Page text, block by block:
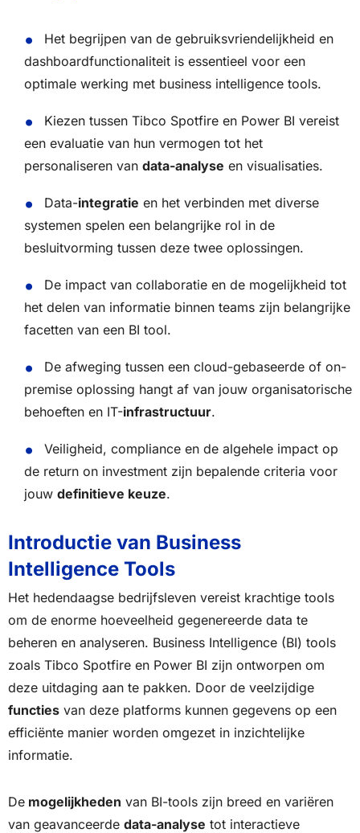
Het begrijpen van de gebruiksvriendelijkheid en
dashboardfunctionaliteit is essentieel voor een
optimale werking met business intelligence tools.
Kiezen tussen Tibco Spotfire en Power BI vereist
een evaluatie van hun vermogen tot het
personaliseren van data-analyse en visualisaties.
Data-integratie en het verbinden met diverse
systemen spelen een belangrijke rol in de
besluitvorming tussen deze twee oplossingen.
De impact van collaboratie en de mogelijkheid tot
het delen van informatie binnen teams zijn belangrijke
facetten van een BI tool.
De afweging tussen een cloud-gebaseerde of on-
premise oplossing hangt af van jouw organisatorische
behoeften en IT-infrastructuur.
Veiligheid, compliance en de algehele impact op
de return on investment zijn bepalende criteria voor
jouw definitieve keuze.
Introductie van Business
Intelligence Tools
Het hedendaagse bedrijfsleven vereist krachtige tools
om de enorme hoeveelheid gegenereerde data te
beheren en analyseren. Business Intelligence (BI) tools
zoals Tibco Spotfire en Power BI zijn ontworpen om
deze uitdaging aan te pakken. Door de veelzijdige
functies van deze platforms kunnen gegevens op een
efficiënte manier worden omgezet in inzichtelijke
informatie.
De mogelijkheden van BI-tools zijn breed en variëren
van geavanceerde data-analyse tot interactieve